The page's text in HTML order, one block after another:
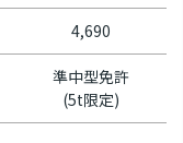
4,690
準中型免許
(5t限定)